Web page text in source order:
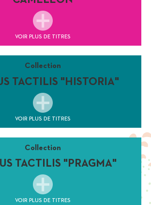
VOIR PLUS DE TITRES
Collection
TACTILIS "HISTORIA"
VOIR PLUS DE TITRES
Collection
TACTILIS "PRAGMA"
VOIR PLUS DE TITRES